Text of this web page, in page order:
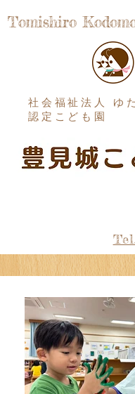
Tomishiro
社会福祉法人 ゆ
認定こども園